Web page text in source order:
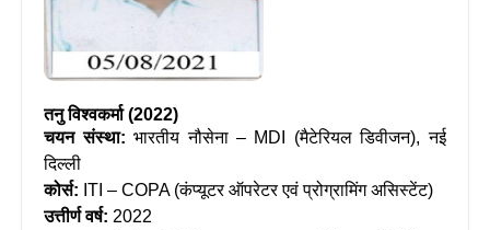
तनु विश्वकर्मा (2022)
चयन संस्था: भारतीय नौसेना – MDI (मैटेरियल डिवीजन), नई
दिल्ली
कोर्स: ITI – COPA (कंप्यूटर ऑपरेटर एवं प्रोग्रामिंग असिस्टेंट)
उत्तीर्ण वर्ष: 2022